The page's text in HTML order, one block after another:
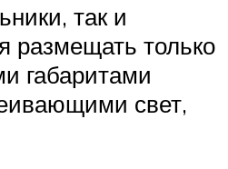
так и
размещать только
габаритами
свет,